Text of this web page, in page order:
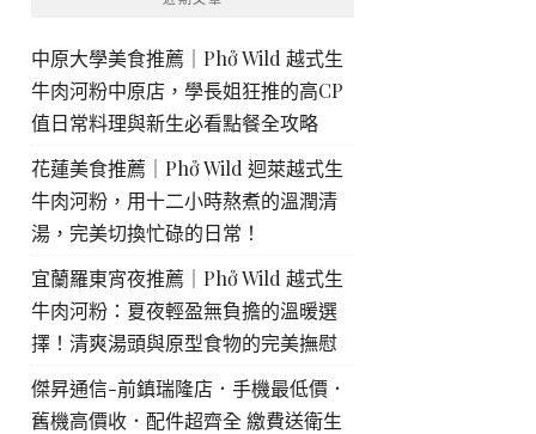
中原大學美食推薦｜Phở Wild 越式生
牛肉河粉中原店，學長姐狂推的高CP
值日常料理與新生必看點餐全攻略
花蓮美食推薦｜Phở Wild 迴萊越式生
牛肉河粉，用十二小時熬煮的溫潤清
湯，完美切換忙碌的日常！
宜蘭羅東宵夜推薦｜Phở Wild 越式生
牛肉河粉：夏夜輕盈無負擔的溫暖選
擇！清爽湯頭與原型食物的完美撫慰
傑昇通信-前鎮瑞隆店．手機最低價．
舊機高價收．配件超齊全 繳費送衛生